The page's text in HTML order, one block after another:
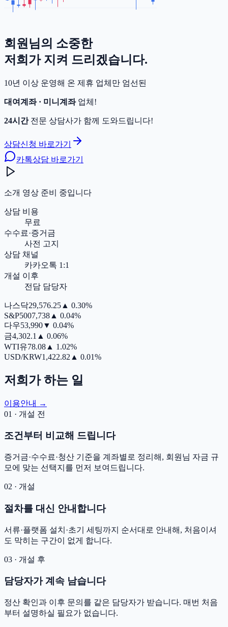
회원님의 소중한
저희가 지켜 드리겠습니다.
10년 이상 운영해 온 제휴 업체만 엄선된
대여계좌 · 미니계좌업체!
24시간전문 상담사가 함께 도와드립니다!
상담신청 바로가기
카톡상담 바로가기
소개 영상 준비 중입니다
상담 비용
무료
수수료·증거금
사전 고지
상담 채널
카카오톡 1:1
개설 이후
전담 담당자
나스닥29,576.25 ▲ 0.30%
S&P5007,738 ▲ 0.04%
다우53,990▼ 0.04%
금4,302.1 ▲ 0.06%
WTI유78.08 ▲ 1.02%
USD/KRW1,422.82 ▲ 0.01%
저희가 하는 일
이용안내 →
01 · 개설 전
조건부터 비교해 드립니다
증거금·수수료·청산 기준을 계좌별로 정리해, 회원님 자금 규
모에 맞는 선택지를 먼저 보여드립니다.
02 · 개설
절차를 대신 안내합니다
서류·플랫폼 설치·초기 세팅까지 순서대로 안내해, 처음이셔
도 막히는 구간이 없게 합니다.
03 · 개설 후
담당자가 계속 남습니다
정산 확인과 이후 문의를 같은 담당자가 받습니다. 매번 처음
부터 설명하실 필요가 없습니다.